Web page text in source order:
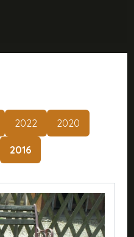
2022 2020
2016